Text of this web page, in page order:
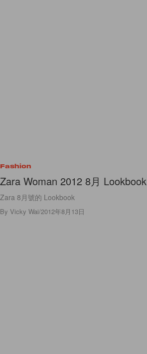
Fashion
Zara Woman 2012 8月 Lookbook
Zara 8月號的 Lookbook
By Vicky Wai/2012年8月13日